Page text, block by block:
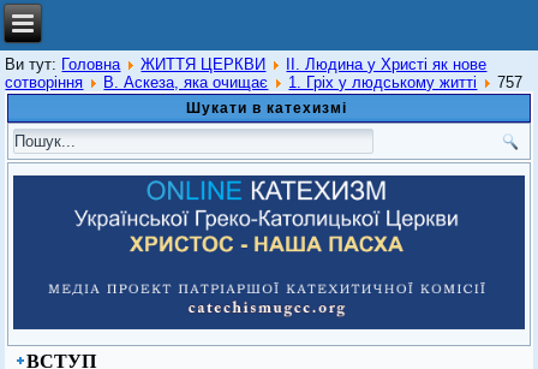
Ви тут: Головна ЖИТТЯ ЦЕРКВИ
ІІ. Людина у Христі як нове
сотворіння
В. Аскеза, яка очищає 1. Гріх у людському житті 757
Шукати в катехизмі
ВСТУП